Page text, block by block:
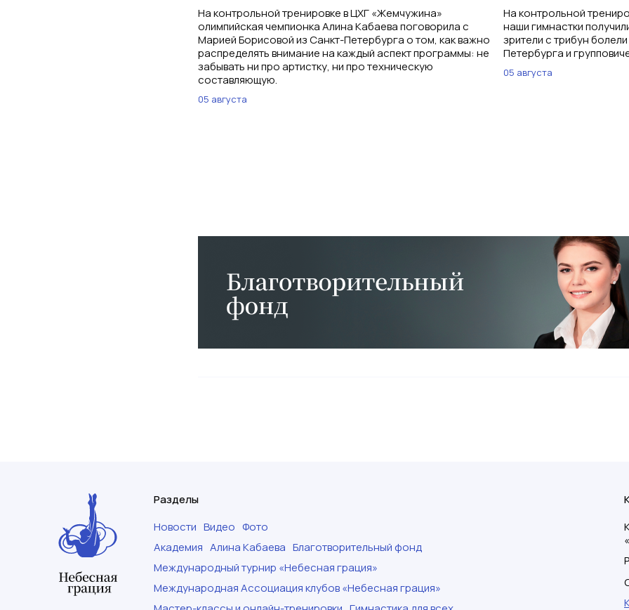
На контрольной тренировке в ЦХГ «Жемчужина»
олимпийская чемпионка Алина Кабаева поговорила с
Марией Борисовой из Санкт-Петербурга о том, как важно
распределять внимание на каждый аспект программы: не
забывать ни про артистку, ни про техническую
составляющую.
05 августа
На контрольной
наши гимнастки
зрители с трибун
Петербурга и
05 августа
Разделы
Новости Видео Фото
Академия Алина Кабаева Благотворительный фонд
Международный турнир «Небесная грация»
Международная Ассоциация клубов «Небесная грация»